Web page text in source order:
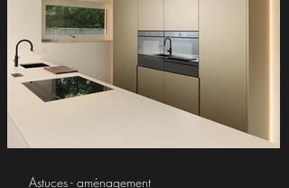
Astuces - aménagement